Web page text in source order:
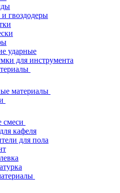
гвоздодеры
ударные
для инструмента
материалы
смеси
кафеля
для пола